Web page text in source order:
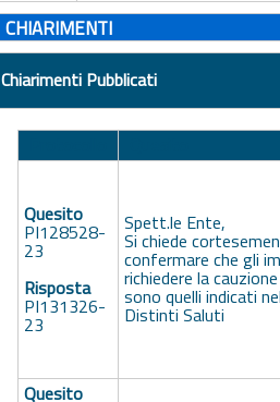
CHIARIMENTI
Chiarimenti Pubblicati
Quesito
PI128528-
23
Risposta
PI131326-
23
Spett.le Ente,
Si chiede
confermare che gli
richiedere la
sono quelli indicati
Distinti Saluti
Quesito